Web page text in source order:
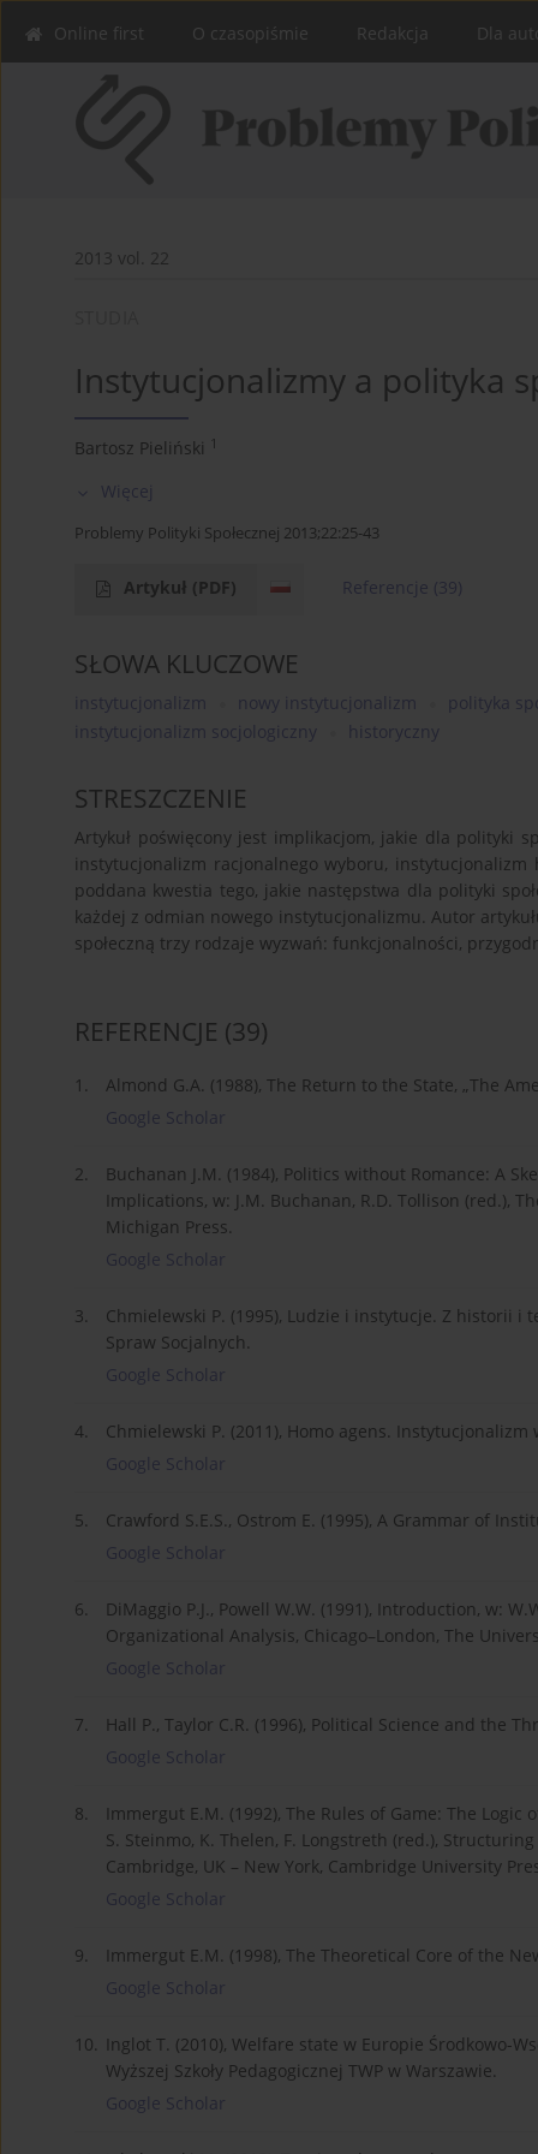
Online first O czasopiśmie Redakcja Dla
2013 vol. 22
Instytucjonalizmy a polityka
Bartosz Pieliński 1
Więcej
Problemy Polityki Społecznej 2013;22:25-43
Artykuł (PDF) Referencje (39)
SŁOWA KLUCZOWE
instytucjonalizm nowy instytucjonalizm polityka
instytucjonalizm socjologiczny
historyczny
STRESZCZENIE
Artykuł poświęcony jest implikacjom, jakie dla polityki
instytucjonalizm racjonalnego wyboru,
poddana kwestia tego, jakie następstwa dla polityki
każdej z odmian nowego instytucjonalizmu. Autor
społeczną trzy rodzaje wyzwań: funkcjonalności,
REFERENCJE (39)
1.
Almond G.A. (1988), The Return to the State, „The
Google Scholar
2.
Buchanan J.M. (1984), Politics without Romance: A
Implications, w: J.M. Buchanan, R.D. Tollison (red.),
Michigan Press.
Google Scholar
3.
Chmielewski P. (1995), Ludzie i instytucje. Z historii
Spraw Socjalnych.
Google Scholar
4.
Chmielewski P. (2011), Homo agens.
Google Scholar
5.
Crawford S.E.S., Ostrom E. (1995), A Grammar of
Google Scholar
6.
DiMaggio P.J., Powell W.W. (1991), Introduction, w:
Organizational Analysis, Chicago–London, The
Google Scholar
7.
Hall P., Taylor C.R. (1996), Political Science and the
Google Scholar
8.
Immergut E.M. (1992), The Rules of Game: The
S. Steinmo, K. Thelen, F. Longstreth (red.),
Cambridge, UK – New York, Cambridge University
Google Scholar
9.
Immergut E.M. (1998), The Theoretical Core of the
Google Scholar
10.
Inglot T. (2010), Welfare state w Europie Środkowo-
Wyższej Szkoły Pedagogicznej TWP w Warszawie.
Google Scholar